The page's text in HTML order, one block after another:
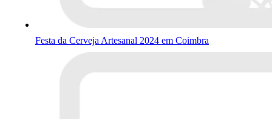
Festa da Cerveja Artesanal 2024 em Coimbra